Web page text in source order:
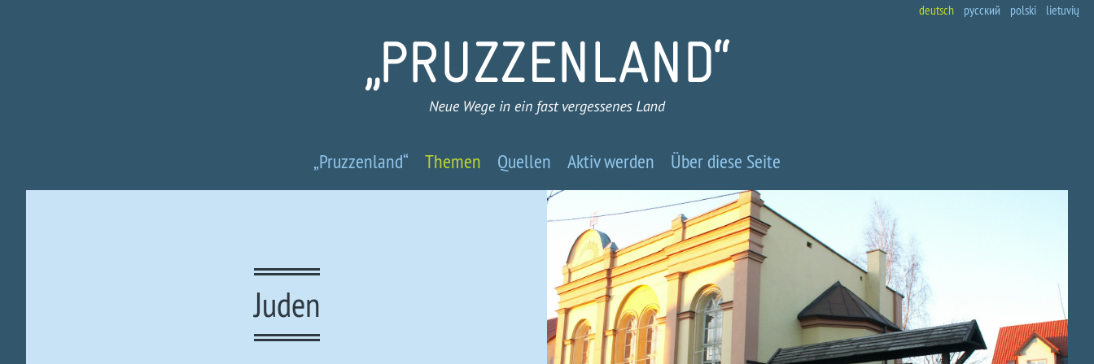
deutsch русский polski lietuvių
-
„Pruzzenland“ Themen Quellen Aktiv werden Über diese Seite
Juden